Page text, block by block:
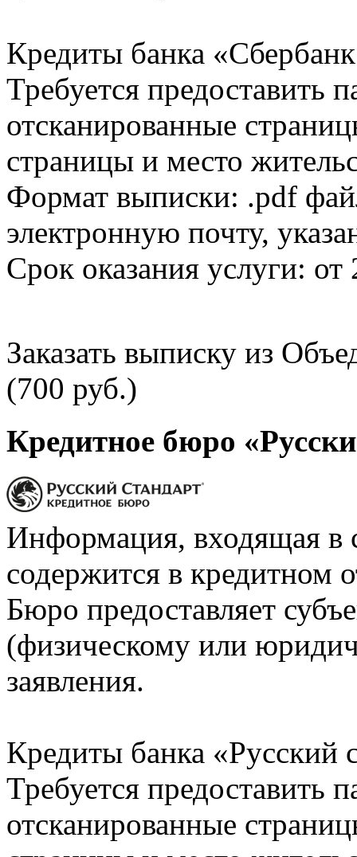
Кредиты банка
Требуется предоставить
отсканированные
страницы и место
Формат выписки: .pdf
электронную почту,
Срок оказания услуги: от
Заказать выписку из
(700 руб.)
Кредитное бюро
Информация, входящая в
содержится в кредитном
Бюро предоставляет
(физическому или
заявления.
Кредиты банка «Русский
Требуется предоставить
отсканированные